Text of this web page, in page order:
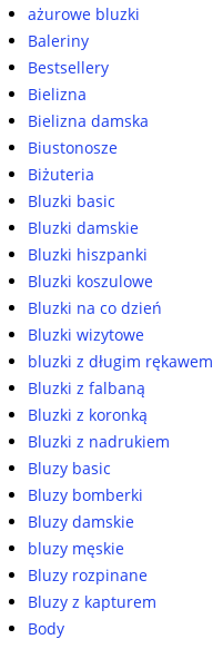
ażurowe bluzki
Baleriny
Bestsellery
Bielizna
Bielizna damska
Biustonosze
Biżuteria
Bluzki basic
Bluzki damskie
Bluzki hiszpanki
Bluzki koszulowe
Bluzki na co dzień
Bluzki wizytowe
bluzki z długim rękawem
Bluzki z falbaną
Bluzki z koronką
Bluzki z nadrukiem
Bluzy basic
Bluzy bomberki
Bluzy damskie
bluzy męskie
Bluzy rozpinane
Bluzy z kapturem
Body